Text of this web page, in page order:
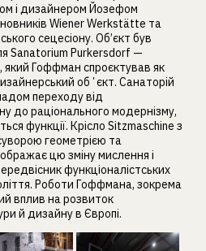
і дизайнером Йозефом
Wiener Werkstätte та
сецесіону. Об’єкт був
Sanatorium Purkersdorf —
який Гоффман спроєктував як
обʼєкт. Санаторій
переходу від
до раціонального модернізму,
функції. Крісло Sitzmaschine з
геометрією та
цю зміну мислення і
функціоналістських
Роботи Гоффмана, зокрема
вплив на розвиток
й дизайну в Європі.